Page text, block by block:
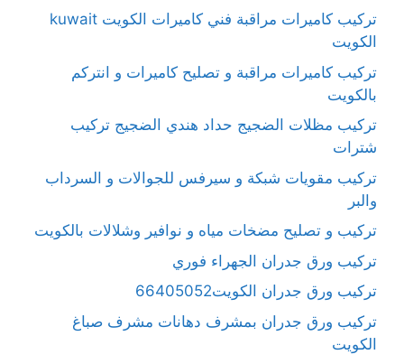
تركيب كاميرات مراقبة فني كاميرات الكويت kuwait
الكويت
تركيب كاميرات مراقبة و تصليح كاميرات و انتركم
بالكويت
تركيب مظلات الضجيج حداد هندي الضجيج تركيب
شترات
تركيب مقويات شبكة و سيرفس للجوالات و السرداب
والبر
تركيب و تصليح مضخات مياه و نوافير وشلالات بالكويت
تركيب ورق جدران الجهراء فوري
تركيب ورق جدران الكويت66405052
تركيب ورق جدران بمشرف دهانات مشرف صباغ
الكويت